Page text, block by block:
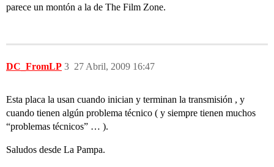
parece un montón a la de The Film Zone.
DC_FromLP 27 Abril, 2009 16:47
3
Esta placa la usan cuando inician y terminan la transmisión , y
cuando tienen algún problema técnico ( y siempre tienen muchos
“problemas técnicos” … ).
Saludos desde La Pampa.